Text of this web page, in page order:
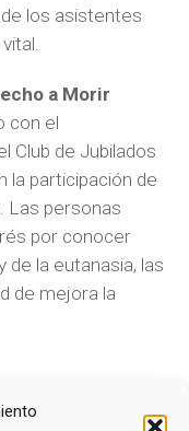
los asistentes
a Morir
con el
Club de Jubilados
la participación de
. Las personas
por conocer
la eutanasia, las
de mejora la